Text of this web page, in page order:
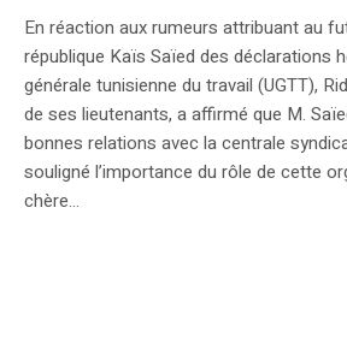
En réaction aux rumeurs attribuant au
république Kaïs Saïed des déclarations
générale tunisienne du travail (UGTT),
de ses lieutenants, a affirmé que M.
bonnes relations avec la centrale
souligné l’importance du rôle de cette
chère...